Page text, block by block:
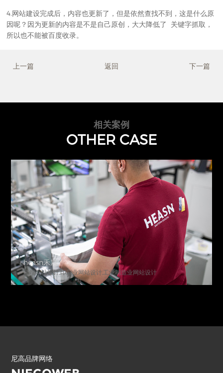
4.网站建设完成后，内容也更新了，但是依然查找不到，这是什么原
因呢？因为更新的内容是不是自己原创，大大降低了 关键字抓取，
所以也不能被百度收录。
上一篇 下一篇
返回
相关案例
OTHER CASE
heasn禾旭
高端网站设计,印刷业网站设计,工业制造业网站设计
尼高品牌网络